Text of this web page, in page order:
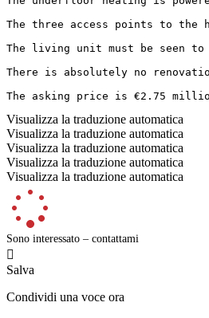
The three access points to the
The living unit must be seen
There is absolutely no
The asking price is €2.75
Visualizza la traduzione automatica
Visualizza la traduzione automatica
Visualizza la traduzione automatica
Visualizza la traduzione automatica
Visualizza la traduzione automatica
Sono interessato – contattami

Salva
Condividi una voce ora